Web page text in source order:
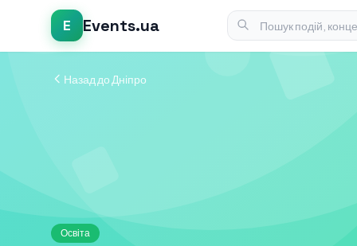
E Events.ua
Назад до Дніпро
Освіта